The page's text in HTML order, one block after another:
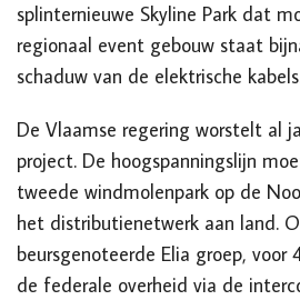
splinternieuwe Skyline Park dat
regionaal event gebouw staat
schaduw van de elektrische
De Vlaamse regering worstelt al
project. De hoogspanningslijn
tweede windmolenpark op de
het distributienetwerk aan land.
beursgenoteerde Elia groep, voor
de federale overheid via de